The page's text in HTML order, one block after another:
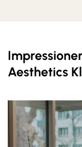
Aesthetics